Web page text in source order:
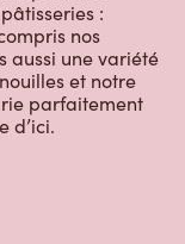
:
nos
aussi une variété
et notre
parfaitement
d’ici.